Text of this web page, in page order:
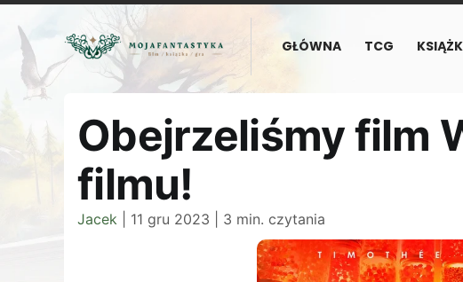
GŁÓWNA TCG
Obejrzeliśmy film
filmu!
Jacek 11 gru 2023 3 min. czytania